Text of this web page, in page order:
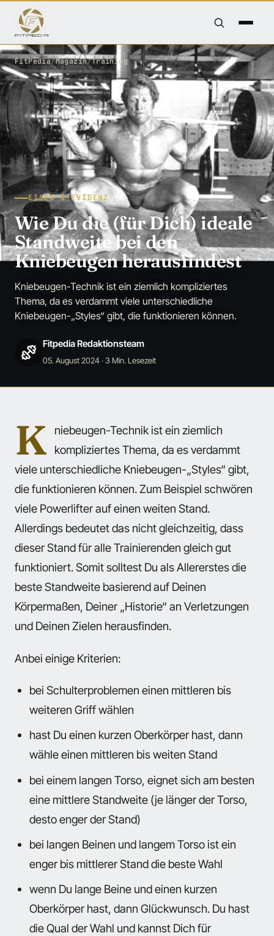
FitPedia/Magazin/Training
EISEN & EVIDENZ
Wie Du die (für Dich) ideale
Standweite bei den
Kniebeugen herausfindest
Kniebeugen-Technik ist ein ziemlich kompliziertes
Thema, da es verdammt viele unterschiedliche
Kniebeugen-„Styles“ gibt, die funktionieren können.
Fitpedia Redaktionsteam
05. August 2024· 3 Min. Lesezeit
K niebeugen-Technik ist ein ziemlich
kompliziertes Thema, da es verdammt
viele unterschiedliche Kniebeugen-„Styles“ gibt,
die funktionieren können. Zum Beispiel schwören
viele Powerlifter auf einen weiten Stand.
Allerdings bedeutet das nicht gleichzeitig, dass
dieser Stand für alle Trainierenden gleich gut
funktioniert. Somit solltest Du als Allererstes die
beste Standweite basierend auf Deinen
Körpermaßen, Deiner „Historie“ an Verletzungen
und Deinen Zielen herausfinden.
Anbei einige Kriterien:
bei Schulterproblemen einen mittleren bis
weiteren Griff wählen
hast Du einen kurzen Oberkörper hast, dann
wähle einen mittleren bis weiten Stand
bei einem langen Torso, eignet sich am besten
eine mittlere Standweite (je länger der Torso,
desto enger der Stand)
bei langen Beinen und langem Torso ist ein
enger bis mittlerer Stand die beste Wahl
wenn Du lange Beine und einen kurzen
Oberkörper hast, dann Glückwunsch. Du hast
die Qual der Wahl und kannst Dich für